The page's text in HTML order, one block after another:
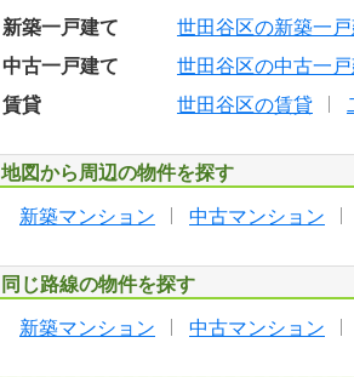
新築一戸建て
世田谷区の新築一戸
中古一戸建て
世田谷区の中古一戸
賃貸
世田谷区の賃貸
地図から周辺の物件を探す
新築マンション 中古マンション
同じ路線の物件を探す
新築マンション 中古マンション